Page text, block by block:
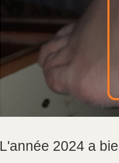
L'année 2024 a